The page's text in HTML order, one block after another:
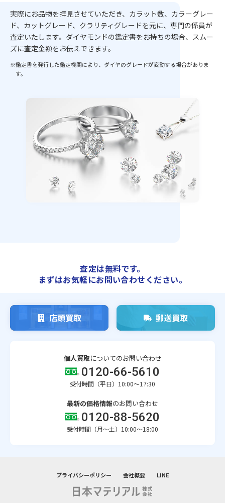
実際にお品物を拝見させていただき、カラット数、カラーグレー
ド、カットグレード、クラリティグレードを元に、専門の係員が
査定いたします。ダイヤモンドの鑑定書をお持ちの場合、スムー
ズに査定金額をお伝えできます。
※鑑定書を発行した鑑定機関により、ダイヤのグレードが変動する場合がありま
す。
査定は無料です。
まずはお気軽にお問い合わせください。
店頭買取 郵送買取
個人買取についてのお問い合わせ
0120-66-5610
受付時間（平日）10:00～17:30
最新の価格情報のお問い合わせ
0120-88-5620
受付時間（月〜土）10:00～18:00
プライバシーポリシー 会社概要 LINE